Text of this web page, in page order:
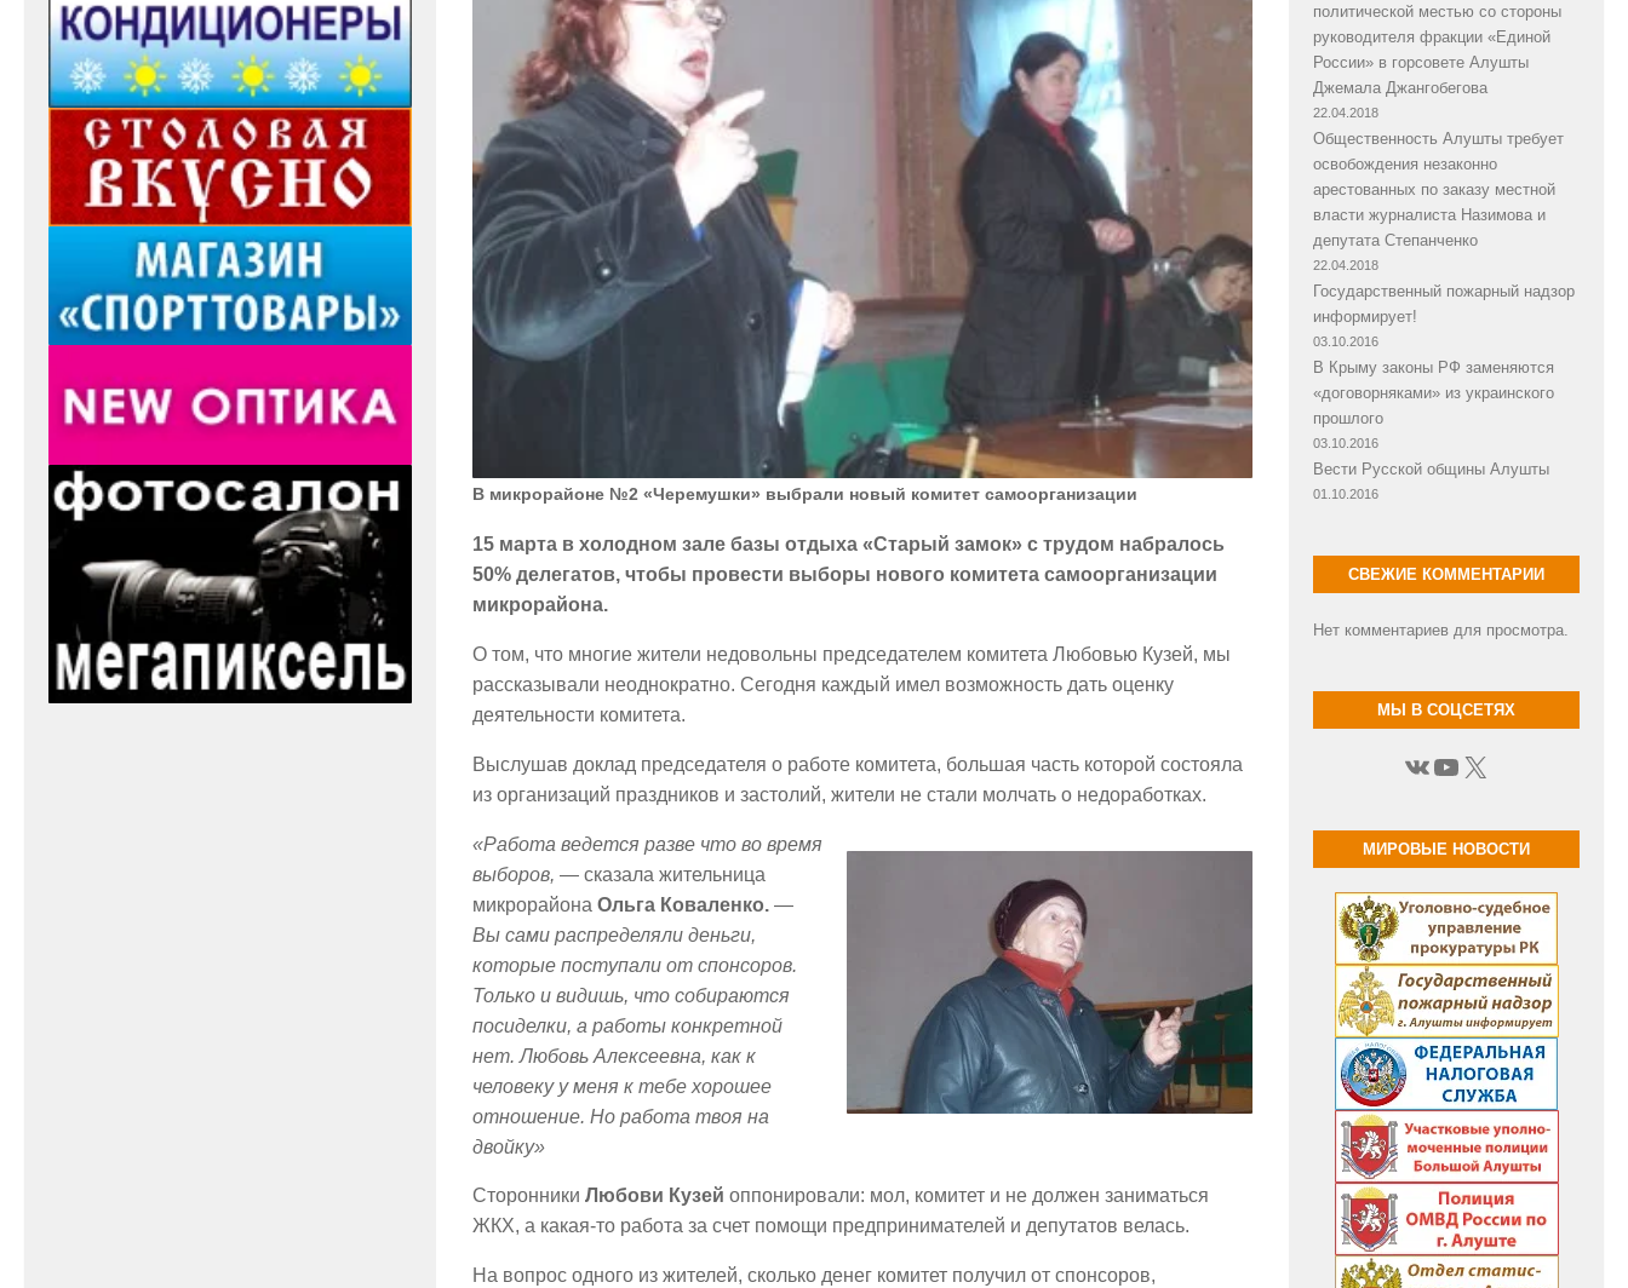
В микрорайоне №2 «Черемушки» выбрали новый комитет самоорганизации
15 марта в холодном зале базы отдыха «Старый замок» с трудом набралось
50% делегатов, чтобы провести выборы нового комитета самоорганизации
микрорайона.
О том, что многие жители недовольны председателем комитета Любовью Кузей, мы
рассказывали неоднократно. Сегодня каждый имел возможность дать оценку
деятельности комитета.
Выслушав доклад председателя о работе комитета, большая часть которой состояла
из организаций праздников и застолий, жители не стали молчать о недоработках.
«Работа ведется разве что во время
выборов, — сказала жительница
микрорайона Ольга Коваленко. —
Вы сами распределяли деньги,
которые поступали от спонсоров.
Только и видишь, что собираются
посиделки, а работы конкретной
нет. Любовь Алексеевна, как к
человеку у меня к тебе хорошее
отношение. Но работа твоя на
двойку»
Сторонники Любови Кузей оппонировали: мол, комитет и не должен заниматься
ЖКХ, а какая-то работа за счет помощи предпринимателей и депутатов велась.
На вопрос одного из жителей, сколько денег комитет получил от спонсоров,
политической местью со стороны
руководителя фракции «Единой
России» в горсовете Алушты
Джемала Джангобегова
22.04.2018
Общественность Алушты требует
освобождения незаконно
арестованных по заказу местной
власти журналиста Назимова и
депутата Степанченко
22.04.2018
Государственный пожарный надзор
информирует!
03.10.2016
В Крыму законы РФ заменяются
«договорняками» из украинского
прошлого
03.10.2016
Вести Русской общины Алушты
01.10.2016
СВЕЖИЕ КОММЕНТАРИИ
Нет комментариев для просмотра.
МЫ В СОЦСЕТЯХ
ВКонтакте
YouTube
X
МИРОВЫЕ НОВОСТИ